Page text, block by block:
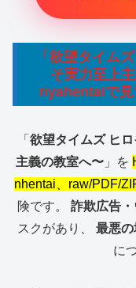
「欲望タイム
そ実力至上
nyahentaiで見
「 欲望タイムズ ヒ
主義の教室へ〜」を
nhentai、raw/PDF/
険です。 詐欺広告
スクがあり、 最悪
に